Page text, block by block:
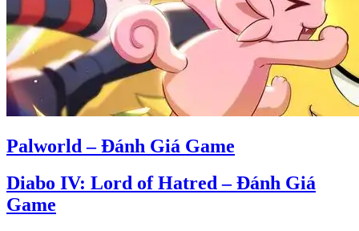
Palworld – Đánh Giá Game
Diabo IV: Lord of Hatred – Đánh Giá
Game